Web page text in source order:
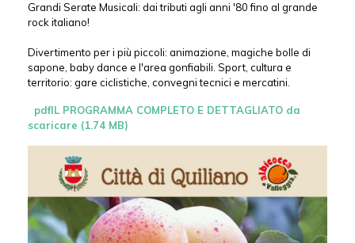
Grandi Serate Musicali: dai tributi agli anni '80 fino al grande
rock italiano!
Divertimento per i più piccoli: animazione, magiche bolle di
sapone, baby dance e l'area gonfiabili. Sport, cultura e
territorio: gare ciclistiche, convegni tecnici e mercatini.
pdfIL PROGRAMMA COMPLETO E DETTAGLIATO da
scaricare (1.74 MB)